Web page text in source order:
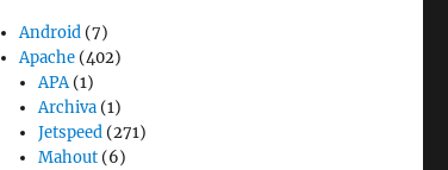
Android (7)
Apache (402)
APA(1)
Archiva (1)
Jetspeed (271)
Mahout (6)